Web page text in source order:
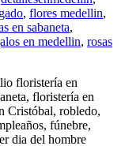
, flores medellin,
en sabaneta,
en medellin, rosas
floristería en
floristería en
Cristóbal, robledo,
fúnebre,
dia del hombre